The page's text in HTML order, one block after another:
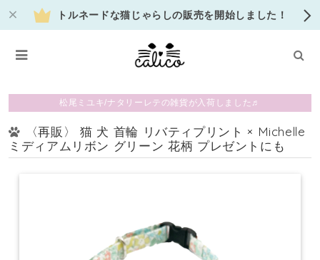
トルネードな猫じゃらしの販売を開始しました！
松尾ミユキ/ナタリーレテの雑貨が入荷しました♬
〈再販〉 猫 犬 首輪 リバティプリント × Michelle
ミディアムリボン グリーン 花柄 プレゼントにも